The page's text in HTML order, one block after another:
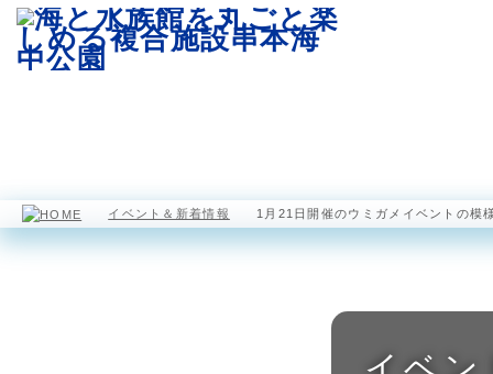
イベント＆新着情報 1月21日開催のウミガメイベントの模